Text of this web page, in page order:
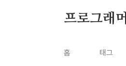
프로그래
홈 태그